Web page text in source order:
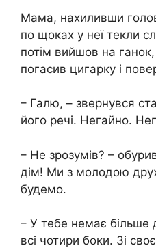
Мама, нахиливши
по щоках у неї текли
потім вийшов на
погасив цигарку і
– Галю, – звернувся
його речі. Негайно.
– Не зрозумів? –
дім! Ми з молодою
будемо.
– У тебе немає
всі чотири боки. Зі